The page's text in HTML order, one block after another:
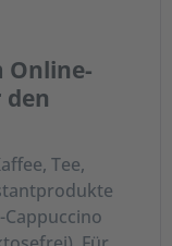
Online-
den
Tee,